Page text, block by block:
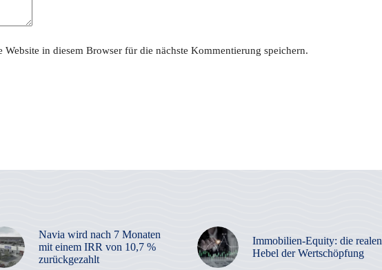
in diesem Browser für die nächste Kommentierung speichern.
Navia wird nach 7 Monaten
mit einem IRR von 10,7 %
zurückgezahlt
Immobilien-Equity: die realen
Hebel der Wertschöpfung